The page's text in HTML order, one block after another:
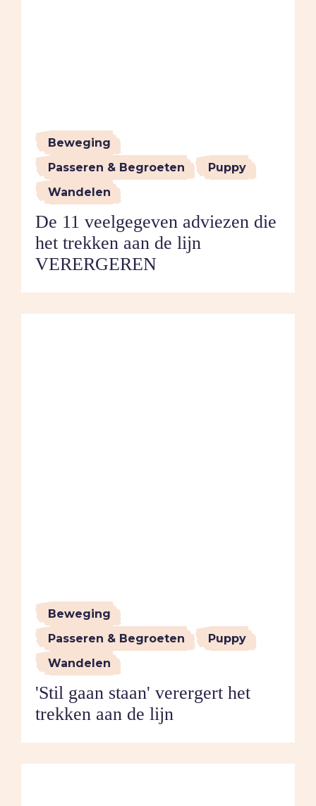
Beweging
Passeren & Begroeten
Puppy
Wandelen
De 11 veelgegeven adviezen die
het trekken aan de lijn
VERERGEREN
Beweging
Passeren & Begroeten
Puppy
Wandelen
'Stil gaan staan' verergert het
trekken aan de lijn